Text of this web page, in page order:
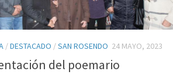
/DESTACADO /SAN ROSENDO 24 MAYO, 2023
del poemario